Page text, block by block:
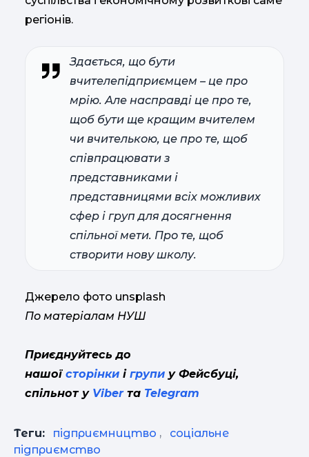
регіонів.
Здається, що бути
вчителепідприємцем – це про
мрію. Але насправді це про те,
щоб бути ще кращим вчителем
чи вчителькою, це про те, щоб
співпрацювати з
представниками і
представницями всіх можливих
сфер і груп для досягнення
спільної мети. Про те, щоб
створити нову школу.
Джерело фото unsplash
По матеріалам НУШ
Приєднуйтесь до
нашої сторінки і групи у Фейсбуці,
спільнот у Viberта Telegram
Теги: підприємництво ,
соціальне
підприємство